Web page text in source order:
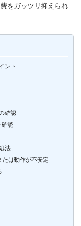
をガッツリ抑えられ
ント
確認
確認
法
たは動作が不安定